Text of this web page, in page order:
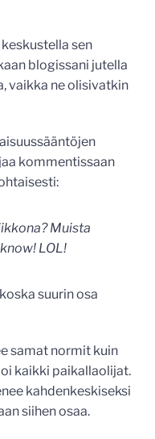
sen
blogissani jutella
vaikka ne olisivatkin
kommentissaan
Muista
LOL!
suurin osa
samat normit kuin
kaikki paikallaolijat.
kahdenkeskiseksi
siihen osaa.